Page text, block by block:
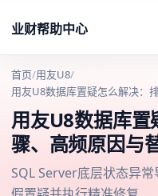
业财帮助中心
首页/用友U8/
用友U8数据库置疑怎么解决：
用友U8数据库
骤、高频原因与
SQL Server底层状态异